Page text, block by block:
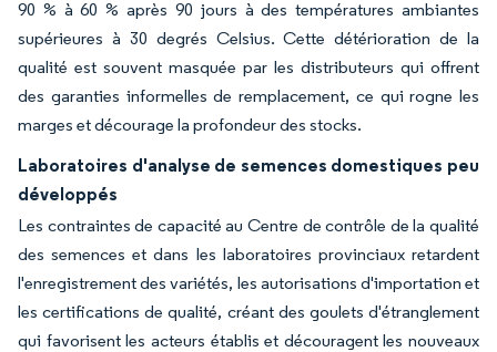
90 % à 60 % après 90 jours à des températures ambiantes
supérieures à 30 degrés Celsius. Cette détérioration de la
qualité est souvent masquée par les distributeurs qui offrent
des garanties informelles de remplacement, ce qui rogne les
marges et décourage la profondeur des stocks.
Laboratoires d'analyse de semences domestiques peu
développés
Les contraintes de capacité au Centre de contrôle de la qualité
des semences et dans les laboratoires provinciaux retardent
l'enregistrement des variétés, les autorisations d'importation et
les certifications de qualité, créant des goulets d'étranglement
qui favorisent les acteurs établis et découragent les nouveaux